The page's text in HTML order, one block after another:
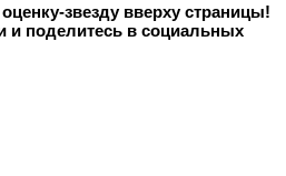
звезду вверху страницы!
и поделитесь в социальных